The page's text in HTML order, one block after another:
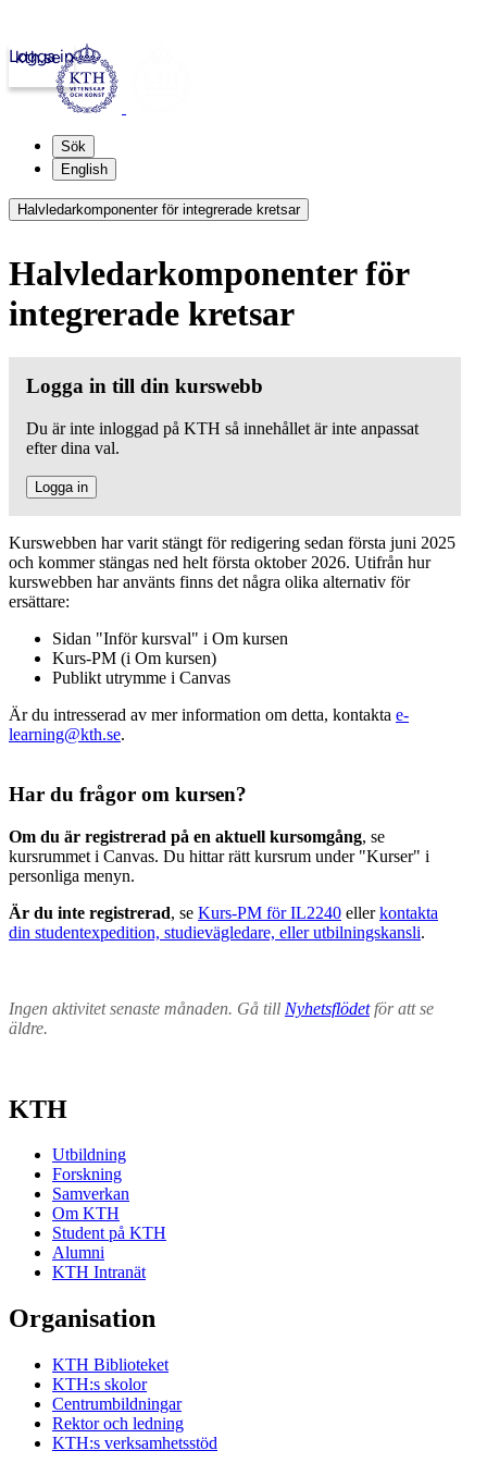
kth.se
Logga in
Sök
English
Halvledarkomponenter för integrerade kretsar
Halvledarkomponenter för
integrerade kretsar
Logga in till din kurswebb
Du är inte inloggad på KTH så innehållet är inte anpassat
efter dina val.
Logga in
Kurswebben har varit stängt för redigering sedan första juni 2025
och kommer stängas ned helt första oktober 2026. Utifrån hur
kurswebben har använts finns det några olika alternativ för
ersättare:
Sidan "Inför kursval" i Om kursen
Kurs-PM (i Om kursen)
Publikt utrymme i Canvas
Är du intresserad av mer information om detta, kontakta e-
learning@kth.se.
Har du frågor om kursen?
Om du är registrerad på en aktuell kursomgång, se
kursrummet i Canvas. Du hittar rätt kursrum under "Kurser" i
personliga menyn.
Är du inte registrerad, se Kurs-PM för IL2240 ellerkontakta
din studentexpedition, studievägledare, eller utbilningskansli.
Ingen aktivitet senaste månaden. Gå till Nyhetsflödetför att se
äldre.
KTH
Utbildning
Forskning
Samverkan
Om KTH
Student på KTH
Alumni
KTH Intranät
Organisation
KTH Biblioteket
KTH:s skolor
Centrumbildningar
Rektor och ledning
KTH:s verksamhetsstöd